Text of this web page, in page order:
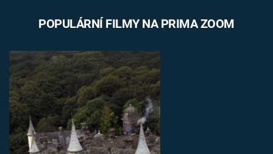
POPULÁRNÍ FILMY NA PRIMA ZOOM